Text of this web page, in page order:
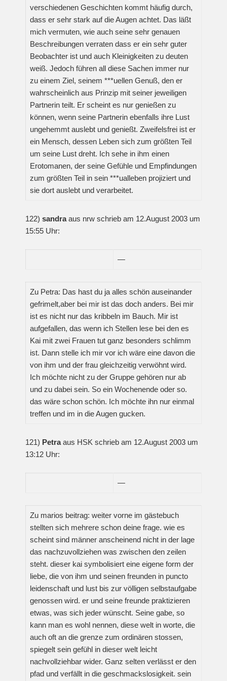
verschiedenen Geschichten kommt häufig durch,
dass er sehr stark auf die Augen achtet. Das läßt
mich vermuten, wie auch seine sehr genauen
Beschreibungen verraten dass er ein sehr guter
Beobachter ist und auch Kleinigkeiten zu deuten
weiß. Jedoch führen all diese Sachen immer nur
zu einem Ziel, seinem ***uellen Genuß, den er
wahrscheinlich aus Prinzip mit seiner jeweiligen
Partnerin teilt. Er scheint es nur genießen zu
können, wenn seine Partnerin ebenfalls ihre Lust
ungehemmt auslebt und genießt. Zweifelsfrei ist er
ein Mensch, dessen Leben sich zum größten Teil
um seine Lust dreht. Ich sehe in ihm einen
Erotomanen, der seine Gefühle und Empfindungen
zum größten Teil in sein ***ualleben projiziert und
sie dort auslebt und verarbeitet.
122) sandraaus nrw schrieb am 12.August 2003 um
15:55 Uhr:
—
Zu Petra: Das hast du ja alles schön auseinander
gefrimelt,aber bei mir ist das doch anders. Bei mir
ist es nicht nur das kribbeln im Bauch. Mir ist
aufgefallen, das wenn ich Stellen lese bei den es
Kai mit zwei Frauen tut ganz besonders schlimm
ist. Dann stelle ich mir vor ich wäre eine davon die
von ihm und der frau gleichzeitig verwöhnt wird.
Ich möchte nicht zu der Gruppe gehören nur ab
und zu dabei sein. So ein Wochenende oder so.
das wäre schon schön. Ich möchte ihn nur einmal
treffen und im in die Augen gucken.
121) Petraaus HSK schrieb am 12.August 2003 um
13:12 Uhr:
—
Zu marios beitrag: weiter vorne im gästebuch
stellten sich mehrere schon deine frage. wie es
scheint sind männer anscheinend nicht in der lage
das nachzuvollziehen was zwischen den zeilen
steht. dieser kai symbolisiert eine eigene form der
liebe, die von ihm und seinen freunden in puncto
leidenschaft und lust bis zur völligen selbstaufgabe
genossen wird. er und seine freunde praktizieren
etwas, was sich jeder wünscht. Seine gabe, so
kann man es wohl nennen, diese welt in worte, die
auch oft an die grenze zum ordinären stossen,
spiegelt sein gefühl in dieser welt leicht
nachvollziehbar wider. Ganz selten verlässt er den
pfad und verfällt in die geschmackslosigkeit. sein